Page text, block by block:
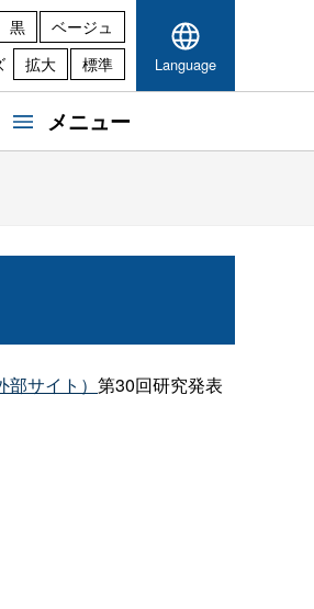
黒
ベージュ
拡大 標準 Language
メニュー
サイト） 第30回研究発表